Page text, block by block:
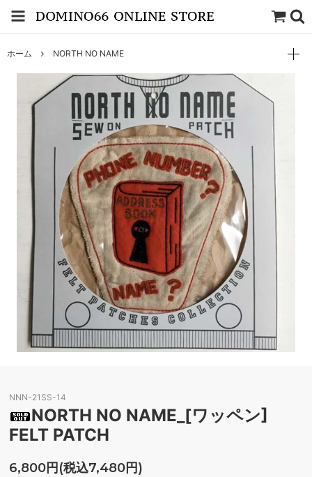
ホーム NORTH NO NAME
NNN-21SS-14
NORTH NO NAME_[ワッペン]
FELT PATCH
6,800円(税込7,480円)